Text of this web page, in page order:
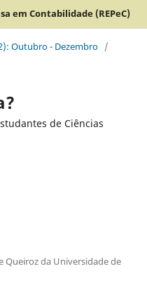
em Contabilidade (REPeC)
Outubro - Dezembro /
de Ciências
Queiroz da Universidade de